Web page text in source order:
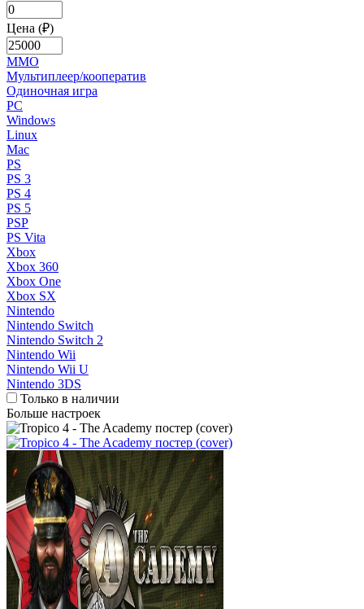
Цена (₽)
MMO
Мультиплеер/кооператив
Одиночная игра
PC
Windows
Linux
Mac
PS
PS 3
PS 4
PS 5
PSP
PS Vita
Xbox
Xbox 360
Xbox One
Xbox SX
Nintendo
Nintendo Switch
Nintendo Switch 2
Nintendo Wii
Nintendo Wii U
Nintendo 3DS
Только в наличии
Больше настроек